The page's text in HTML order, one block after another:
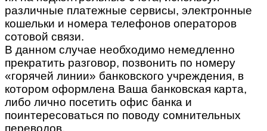
различные платежные сервисы, электронные
кошельки и номера телефонов операторов
сотовой связи.
В данном случае необходимо немедленно
прекратить разговор, позвонить по номеру
«горячей линии» банковского учреждения, в
котором оформлена Ваша банковская карта,
либо лично посетить офис банка и
поинтересоваться по поводу сомнительных
переводов.